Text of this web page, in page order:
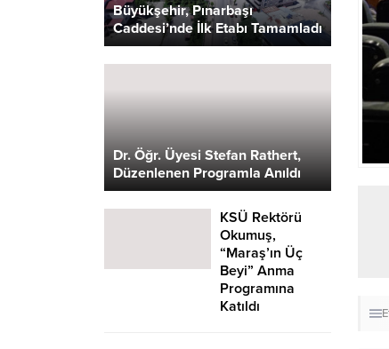
Büyükşehir, Pınarbaşı
Caddesi’nde İlk Etabı Tamamladı
Dr. Öğr. Üyesi Stefan Rathert,
Düzenlenen Programla Anıldı
KSÜ Rektörü
Okumuş,
“Maraş’ın Üç
Beyi” Anma
Programına
Katıldı